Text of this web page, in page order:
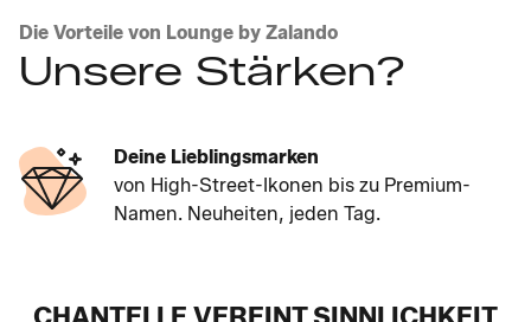
Die Vorteile von Lounge by Zalando
Unsere Stärken?
Deine Lieblingsmarken
von High-Street-Ikonen bis zu Premium-
Namen. Neuheiten, jeden Tag.